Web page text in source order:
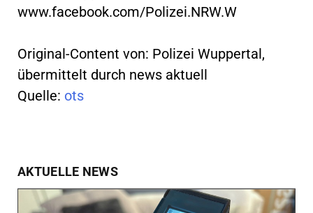
www.facebook.com/Polizei.NRW.W
Original-Content von: Polizei Wuppertal,
übermittelt durch news aktuell
Quelle: ots
AKTUELLE NEWS